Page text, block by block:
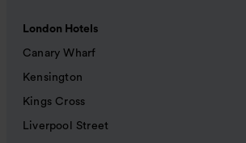
London Hotels
Canary Wharf
Kensington
Kings Cross
Liverpool Street